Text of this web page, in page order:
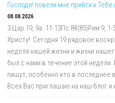
Господи! повели мне прийти к
08.08.2026
3 Цар 19, 9a. 11-13Пс 84(85)Рим 9,
Христу! Сегодня 19 рядовое
неделя нашей жизни и жизни
был с нами в течение этой
пишут, особенно кто в последнее
Всех Вас приглашаю на наш блог и